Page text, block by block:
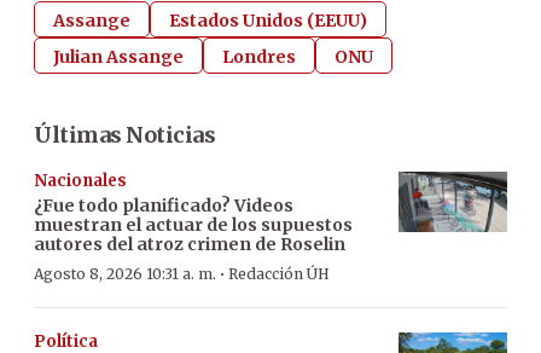
Assange
Estados Unidos (EEUU)
Julian Assange
Londres ONU
Últimas Noticias
Nacionales
¿Fue todo planificado? Videos
muestran el actuar de los supuestos
autores del atroz crimen de Roselin
Agosto 8, 2026 10:31 a. m. · Redacción ÚH
Política